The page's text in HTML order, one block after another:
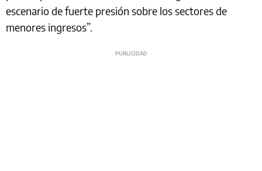
escenario de fuerte presión sobre los sectores de
menores ingresos”.